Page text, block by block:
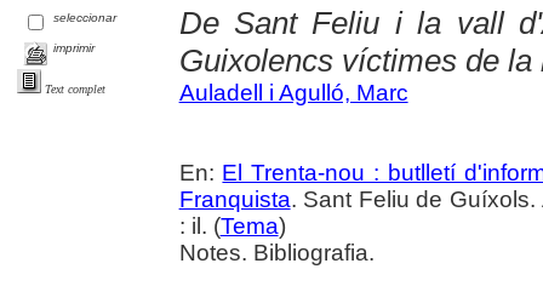
seleccionar
imprimir
Text complet
De Sant Feliu i la vall
Guixolencs víctimes de la
Auladell i Agulló, Marc
En: El Trenta-nou : butlletí
Franquista. Sant Feliu de
: il. (Tema)
Notes. Bibliografia.